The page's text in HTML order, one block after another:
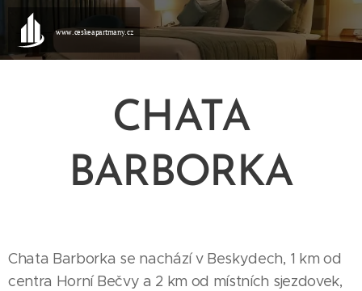
www.ceskeapartmany.cz
CHATA
BARBORKA
Chata Barborka se nachází v Beskydech, 1 km od
centra Horní Bečvy a 2 km od místních sjezdovek,